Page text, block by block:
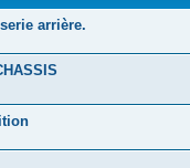
arrière.